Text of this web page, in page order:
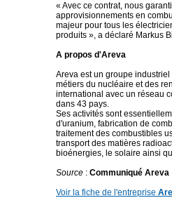
« Avec ce contrat, nous
approvisionnements en
majeur pour tous les
produits », a déclaré Markus
A propos d'Areva
Areva est un groupe
métiers du nucléaire et des
international avec un réseau
dans 43 pays.
Ses activités sont
d'uranium, fabrication de
traitement des combustibles
transport des matières
bioénergies, le solaire ainsi
Source : Communiqué Areva
Voir la fiche de l'entreprise